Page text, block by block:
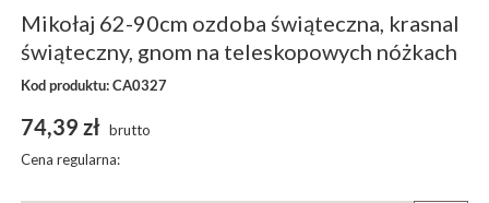
Mikołaj 62-90cm ozdoba świąteczna, krasnal
świąteczny, gnom na teleskopowych nóżkach
Kod produktu: CA0327
74,39 zł brutto
Cena regularna: